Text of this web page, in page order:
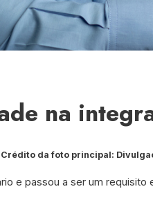
na
Crédito da foto principal:
e passou a ser um requisito